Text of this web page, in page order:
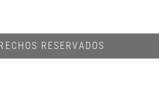
RESERVADOS